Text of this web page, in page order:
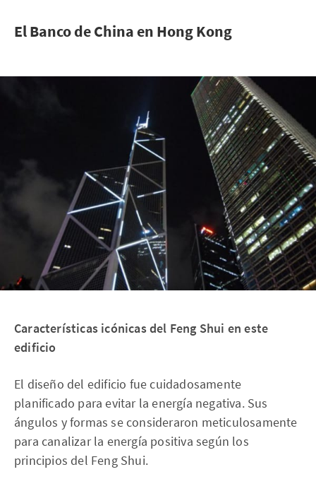
El Banco de China en Hong Kong
Características icónicas del Feng Shui en este
edificio
El diseño del edificio fue cuidadosamente
planificado para evitar la energía negativa. Sus
ángulos y formas se consideraron meticulosamente
para canalizar la energía positiva según los
principios del Feng Shui.